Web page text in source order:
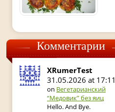
Комментарии
XRumerTest
31.05.2026 at 17:11
on Вегетарианский
“Медовик” без яиц
Hello. And Bye.